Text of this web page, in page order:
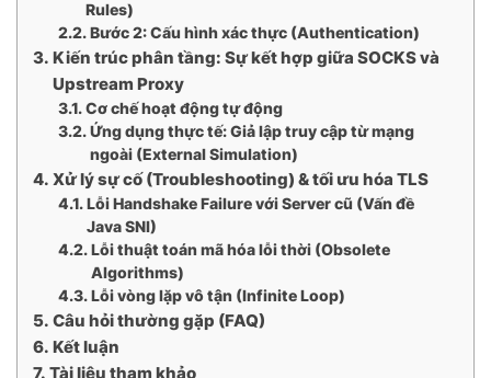
Rules)
Bước 2: Cấu hình xác thực (Authentication)
Kiến trúc phân tầng: Sự kết hợp giữa SOCKS và
Upstream Proxy
Cơ chế hoạt động tự động
Ứng dụng thực tế: Giả lập truy cập từ mạng
ngoài (External Simulation)
Xử lý sự cố (Troubleshooting) & tối ưu hóa TLS
Lỗi Handshake Failure với Server cũ (Vấn đề
Java SNI)
Lỗi thuật toán mã hóa lỗi thời (Obsolete
Algorithms)
Lỗi vòng lặp vô tận (Infinite Loop)
Câu hỏi thường gặp (FAQ)
Kết luận
Tài liệu tham khảo